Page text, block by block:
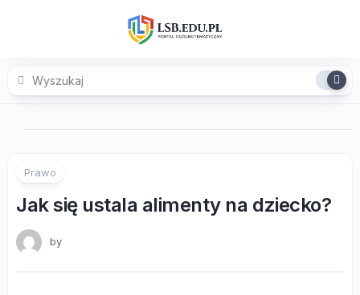
Prawo
Jak się ustala alimenty na dziecko?
by